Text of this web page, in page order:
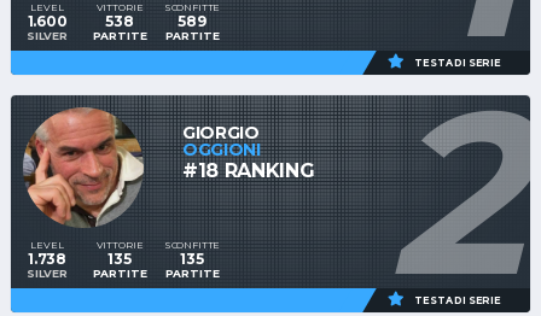
LEVEL
1.600
SILVER
VITTORIE
538
PARTITE
SCONFITTE
589
PARTITE
TESTA DI SERIE
2
GIORGIO
OGGIONI
#18 RANKING
LEVEL
1.738
SILVER
VITTORIE
135
PARTITE
SCONFITTE
135
PARTITE
TESTA DI SERIE